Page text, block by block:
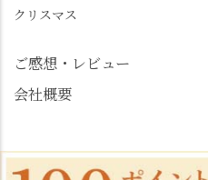
クリスマス
ご感想・レビュー
会社概要